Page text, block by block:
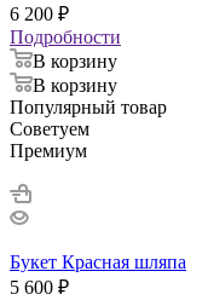
6 200 ₽
Подробности
В корзину
В корзину
Популярный товар
Советуем
Премиум
Букет Красная шляпа
5 600 ₽